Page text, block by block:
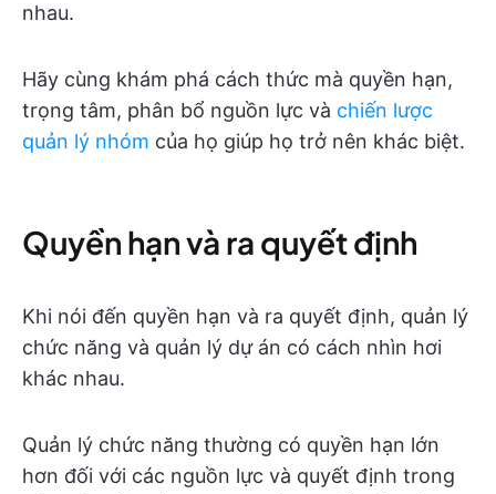
nhau.
Hãy cùng khám phá cách thức mà quyền hạn,
trọng tâm, phân bổ nguồn lực và chiến lược
quản lý nhóm của họ giúp họ trở nên khác biệt.
Quyền hạn và ra quyết định
Khi nói đến quyền hạn và ra quyết định, quản lý
chức năng và quản lý dự án có cách nhìn hơi
khác nhau.
Quản lý chức năng thường có quyền hạn lớn
hơn đối với các nguồn lực và quyết định trong